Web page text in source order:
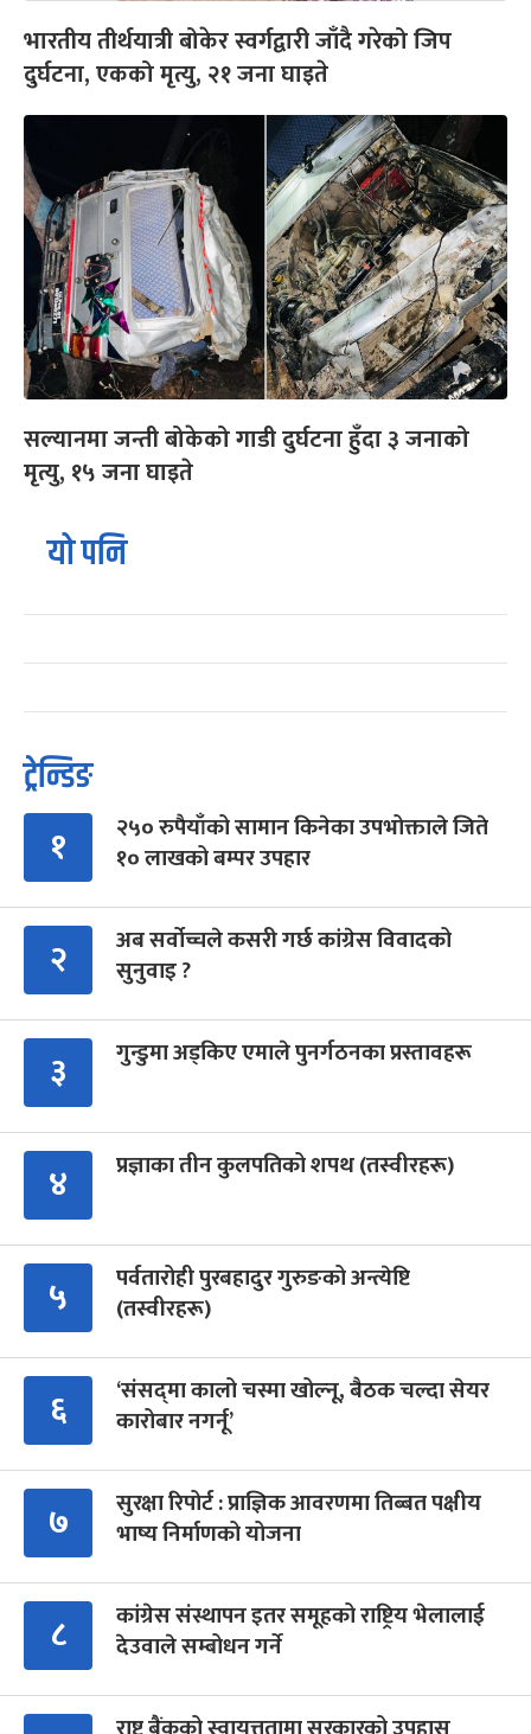
भारतीय तीर्थयात्री बोकेर स्वर्गद्वारी जाँदै गरेको जिप
दुर्घटना, एकको मृत्यु, २१ जना घाइते
सल्यानमा जन्ती बोकेको गाडी दुर्घटना हुँदा ३ जनाको
मृत्यु, १५ जना घाइते
यो पनि
ट्रेन्डिङ
१
२५० रुपैयाँको सामान किनेका उपभोक्ताले जिते
१० लाखको बम्पर उपहार
२
अब सर्वोच्चले कसरी गर्छ कांग्रेस विवादको
सुनुवाइ ?
३ गुन्डुमा अड्किए एमाले पुनर्गठनका प्रस्तावहरू
४ प्रज्ञाका तीन कुलपतिको शपथ (तस्वीरहरू)
५
पर्वतारोही पुरबहादुर गुरुङको अन्त्येष्टि
(तस्वीरहरू)
६
‘संसद्‍मा कालो चस्मा खोल्नू, बैठक चल्दा सेयर
कारोबार नगर्नू’
७
सुरक्षा रिपोर्ट : प्राज्ञिक आवरणमा तिब्बत पक्षीय
भाष्य निर्माणको योजना
८
कांग्रेस संस्थापन इतर समूहको राष्ट्रिय भेलालाई
देउवाले सम्बोधन गर्ने